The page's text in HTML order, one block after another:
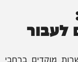
לעבור
מוקדים ברחבי